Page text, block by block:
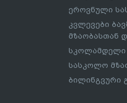
ეროვნული
კვლევები
მზაობასთან
სკოლამდელი
სასკოლო
ბილინგვური